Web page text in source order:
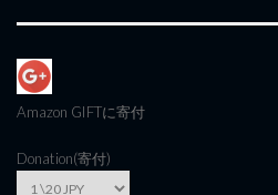
Amazon GIFTに寄付
Donation(寄付)